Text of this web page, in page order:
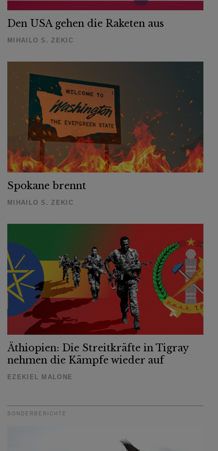
Den USA gehen die Raketen aus
MIHAILO S. ZEKIC
Spokane brennt
MIHAILO S. ZEKIC
Äthiopien: Die Streitkräfte in Tigray
nehmen die Kämpfe wieder auf
EZEKIEL MALONE
SONDERBERICHTE